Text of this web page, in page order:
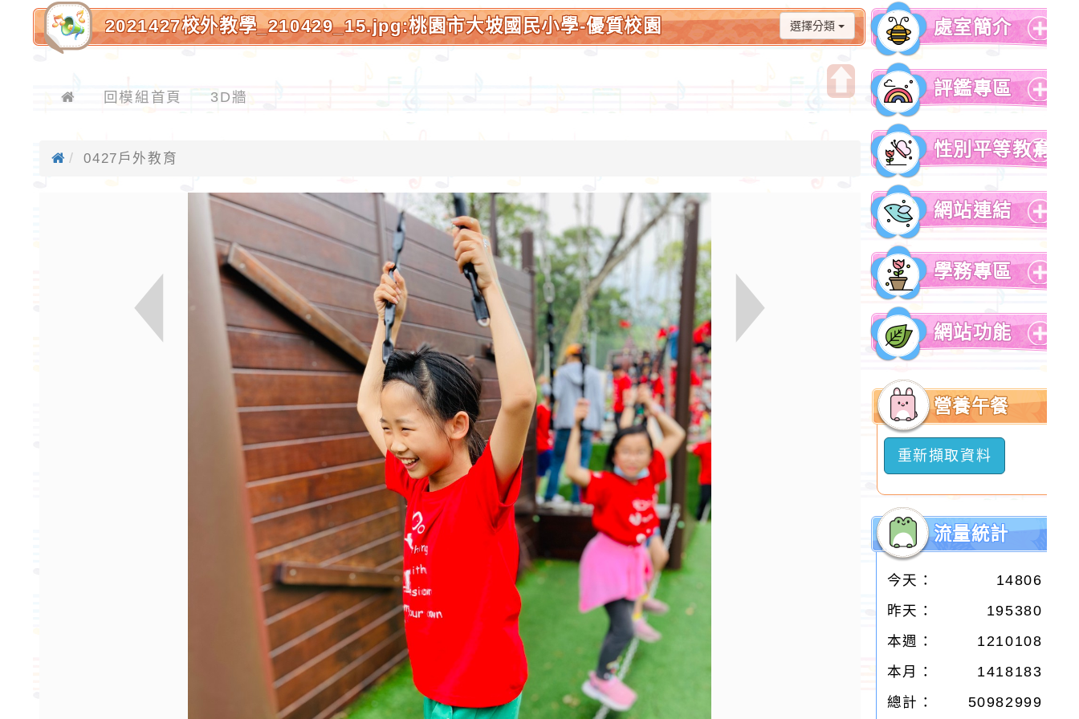
選擇分類
2021427校外教學_210429_15.jpg:桃園市大坡國民小學-優質校園
回模組首頁 3D牆
0427戶外教育
處室簡介
展
開
選
單
評鑑專區
展
開
選
單
性別平等教育
展
開
選
單
網站連結
展
開
選
單
學務專區
展
開
選
單
網站功能
展
選
營養午餐
重新擷取資料
流量統計
今天：
14806
昨天：
195380
本週：
1210108
本月：
1418183
總計：
50982999